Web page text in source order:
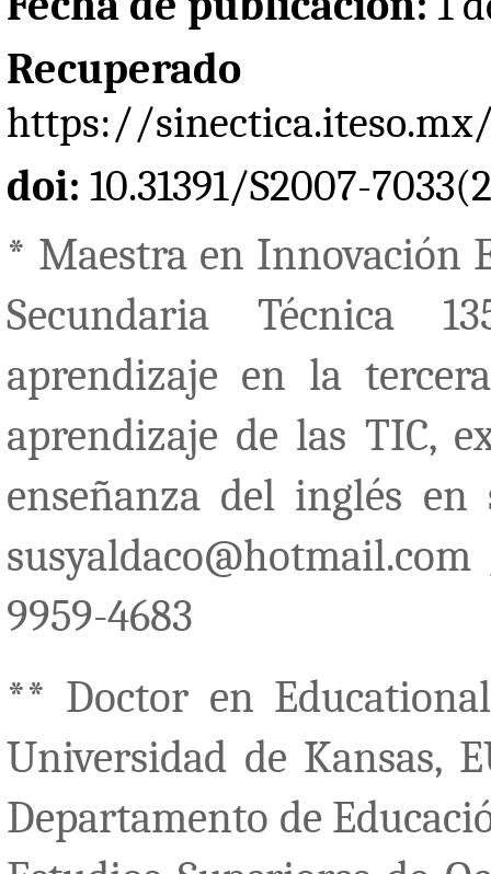
https://
doi: 10.31391/S2007-
* Maestra en Innovación
Secundaria Técnica
aprendizaje en la
aprendizaje de las TIC,
enseñanza del inglés en
9959-4683
** Doctor en
Universidad de Kansas,
Departamento de